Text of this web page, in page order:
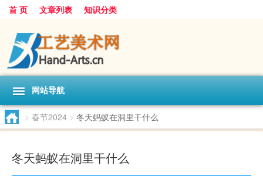
首 页 文章列表 知识分类
网站导航
> 春节2024 > 冬天蚂蚁在洞里干什么
冬天蚂蚁在洞里干什么